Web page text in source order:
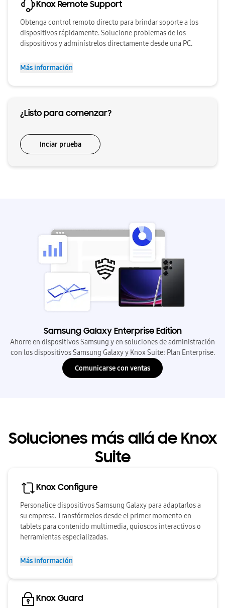
Knox Remote Support
Obtenga control remoto directo para brindar soporte a los
dispositivos rápidamente. Solucione problemas de los
dispositivos y adminístrelos directamente desde una PC.
Más información
¿Listo para comenzar?
Inciar prueba
Samsung Galaxy Enterprise Edition
Ahorre en dispositivos Samsung y en soluciones de administración
con los dispositivos Samsung Galaxy y Knox Suite: Plan Enterprise.
Comunicarse con ventas
Soluciones más allá de Knox
Suite
Knox Configure
Personalice dispositivos Samsung Galaxy para adaptarlos a
su empresa. Transfórmelos desde el primer momento en
tablets para contenido multimedia, quioscos interactivos o
herramientas especializadas.
Más información
Knox Guard